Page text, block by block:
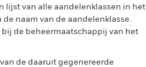
lijst van alle aandelenklassen in het
naam van de aandelenklasse.
de beheermaatschappij van het
de daaruit gegenereerde